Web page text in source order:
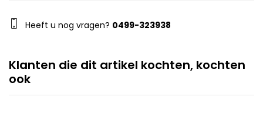
Heeft u nog vragen? 0499-323938
Klanten die dit artikel kochten, kochten
ook